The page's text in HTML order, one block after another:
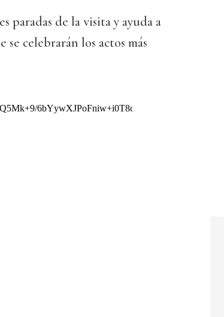
paradas de la visita y ayuda a
celebrarán los actos más